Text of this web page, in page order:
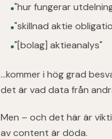
●"hur fungerar
●"skillnad aktie
●"[bolag] aktieanalys"
...kommer i hög grad
det är vad data från
Men – och det här är
av content är döda.